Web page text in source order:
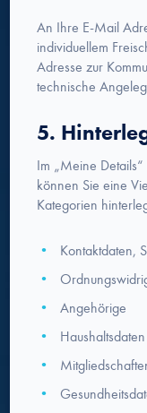
An Ihre E-Mail
individuellem
Adresse zur
technische
5.
Im „Meine
können Sie eine
Kategorien
Kontaktdaten,
Angehörige
Haushaltsdaten